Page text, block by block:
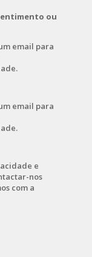
ou
email para
email para
e
nos
com a